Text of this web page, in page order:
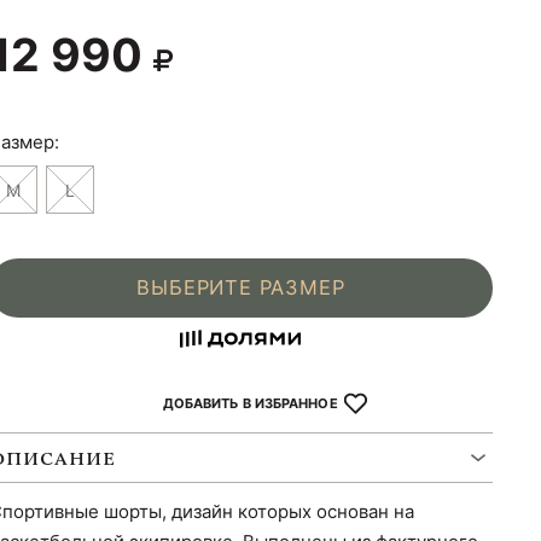
990
M L
ВЫБЕРИТЕ РАЗМЕР
ДОБАВИТЬ В ИЗБРАННОЕ
шорты, дизайн которых основан на